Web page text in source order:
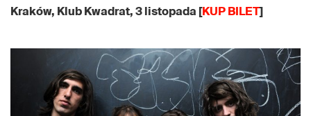
Kraków, Klub Kwadrat, 3 listopada [KUP BILET]